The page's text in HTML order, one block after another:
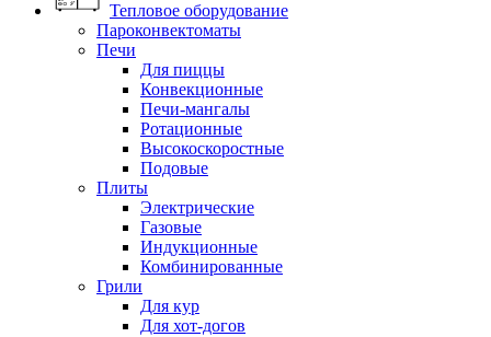
Тепловое оборудование
Пароконвектоматы
Печи
Для пиццы
Конвекционные
Печи-мангалы
Ротационные
Высокоскоростные
Подовые
Плиты
Электрические
Газовые
Индукционные
Комбинированные
Грили
Для кур
Для хот-догов